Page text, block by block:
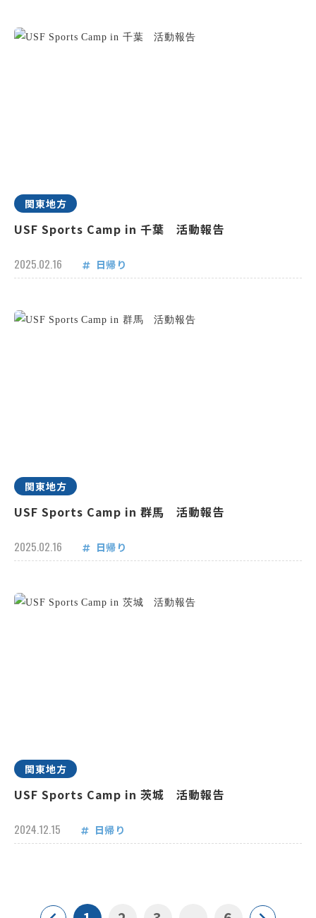
関東地方
USF Sports Camp in 千葉 活動報告
2025.02.16 日帰り
関東地方
USF Sports Camp in 群馬 活動報告
2025.02.16 日帰り
関東地方
USF Sports Camp in 茨城 活動報告
2024.12.15 日帰り